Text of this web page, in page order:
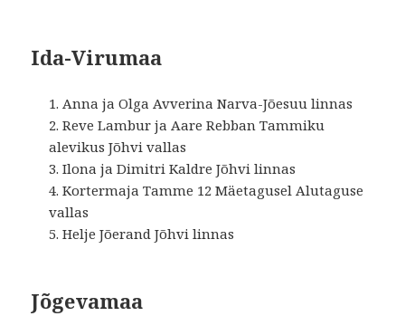
Ida-Virumaa
Anna ja Olga Avverina Narva-Jõesuu linnas
Reve Lambur ja Aare Rebban Tammiku
alevikus Jõhvi vallas
Ilona ja Dimitri Kaldre Jõhvi linnas
Kortermaja Tamme 12 Mäetagusel Alutaguse
vallas
Helje Jõerand Jõhvi linnas
Jõgevamaa